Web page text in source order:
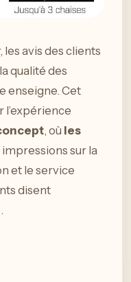
avis des clients
qualité des
enseigne. Cet
l’expérience
, où les
sur la
et le service
disent